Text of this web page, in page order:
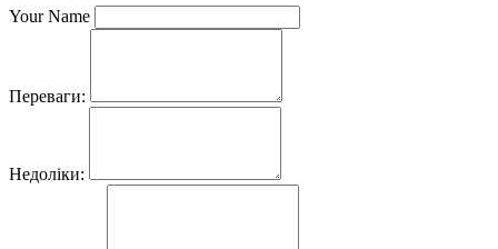
Your Name
Переваги:
Недоліки: